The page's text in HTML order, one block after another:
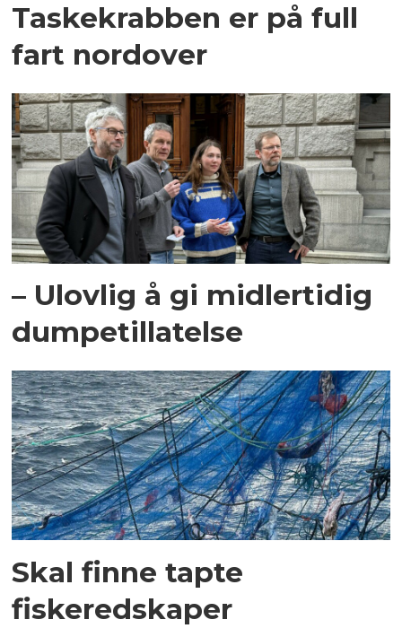
Taskekrabben er på full
fart nordover
– Ulovlig å gi midlertidig
dumpetillatelse
Skal finne tapte
fiskeredskaper